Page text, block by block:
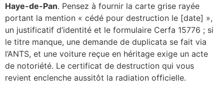
Haye-de-Pan. Pensez à fournir la carte grise rayée
portant la mention « cédé pour destruction le [date] »,
un justificatif d’identité et le formulaire Cerfa 15776 ; si
le titre manque, une demande de duplicata se fait via
l’ANTS, et une voiture reçue en héritage exige un acte
de notoriété. Le certificat de destruction qui vous
revient enclenche aussitôt la radiation officielle.